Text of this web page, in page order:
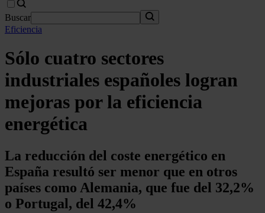
Buscar
Eficiencia
Sólo cuatro sectores
industriales españoles logran
mejoras por la eficiencia
energética
La reducción del coste energético en
España resultó ser menor que en otros
países como Alemania, que fue del 32,2%
o Portugal, del 42,4%